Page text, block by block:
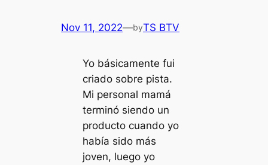
Nov 11, 2022—byTS BTV
Yo básicamente fui
criado sobre pista.
Mi personal mamá
terminó siendo un
producto cuando yo
había sido más
joven, luego yo